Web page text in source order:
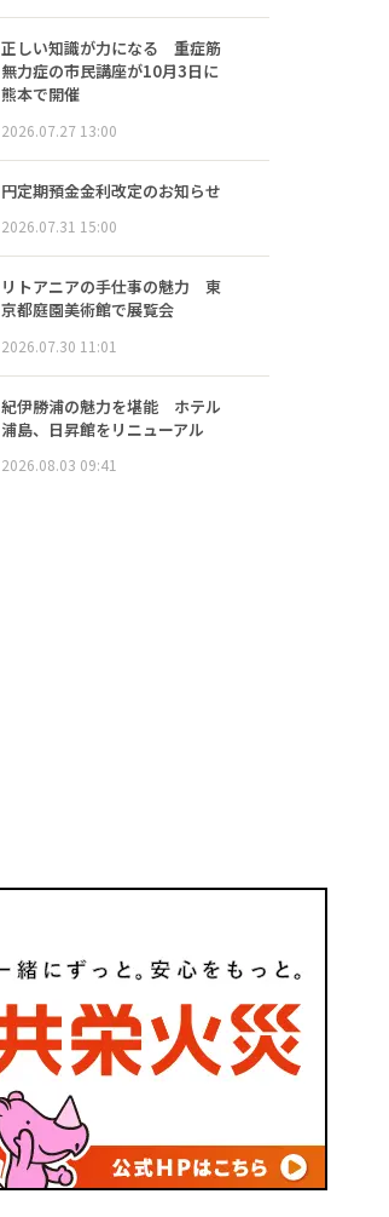
正しい知識が力になる 重症筋
無力症の市民講座が10月3日に
熊本で開催
2026.07.27 13:00
円定期預金金利改定のお知らせ
2026.07.31 15:00
リトアニアの手仕事の魅力 東
京都庭園美術館で展覧会
2026.07.30 11:01
紀伊勝浦の魅力を堪能 ホテル
浦島、日昇館をリニューアル
2026.08.03 09:41